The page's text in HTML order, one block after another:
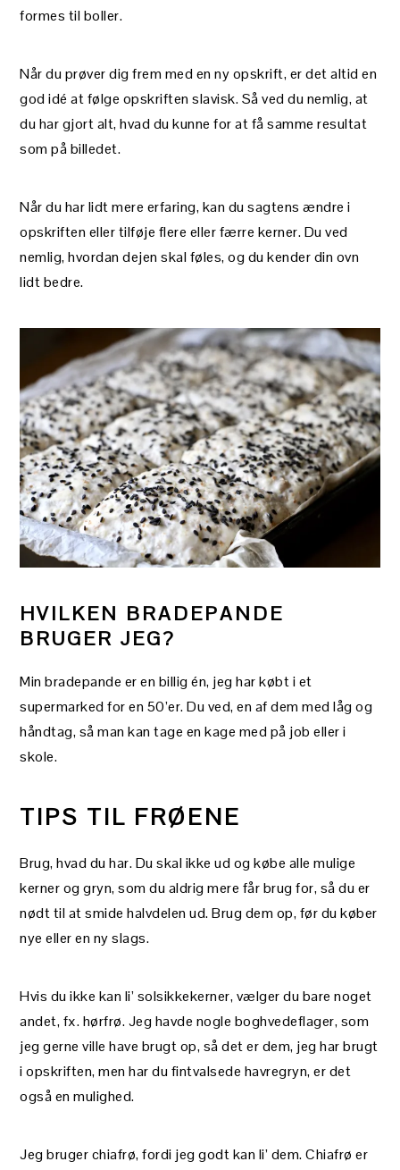
formes til boller.
Når du prøver dig frem med en ny opskrift, er det altid en
god idé at følge opskriften slavisk. Så ved du nemlig, at
du har gjort alt, hvad du kunne for at få samme resultat
som på billedet.
Når du har lidt mere erfaring, kan du sagtens ændre i
opskriften eller tilføje flere eller færre kerner. Du ved
nemlig, hvordan dejen skal føles, og du kender din ovn
lidt bedre.
HVILKEN BRADEPANDE
BRUGER JEG?
Min bradepande er en billig én, jeg har købt i et
supermarked for en 50’er. Du ved, en af dem med låg og
håndtag, så man kan tage en kage med på job eller i
skole.
TIPS TIL FRØENE
Brug, hvad du har. Du skal ikke ud og købe alle mulige
kerner og gryn, som du aldrig mere får brug for, så du er
nødt til at smide halvdelen ud. Brug dem op, før du køber
nye eller en ny slags.
Hvis du ikke kan li’ solsikkekerner, vælger du bare noget
andet, fx. hørfrø. Jeg havde nogle boghvedeflager, som
jeg gerne ville have brugt op, så det er dem, jeg har brugt
i opskriften, men har du fintvalsede havregryn, er det
også en mulighed.
Jeg bruger chiafrø, fordi jeg godt kan li’ dem. Chiafrø er